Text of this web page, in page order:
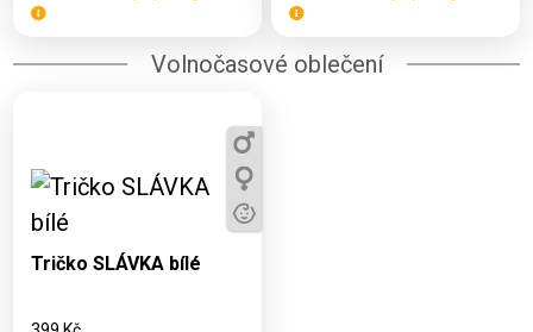
Volnočasové oblečení
Dostupné varianty:
3, 5, 7, 9, 11, S, M, L,
XL, 2XL
Tričko SLÁVKA bílé